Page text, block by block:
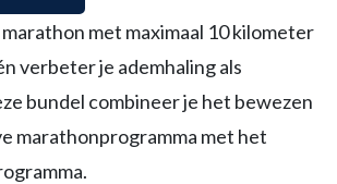
€77,00.
met maximaal 10 kilometer
verbeter je ademhaling als
bundel combineer je het bewezen
marathonprogramma met het